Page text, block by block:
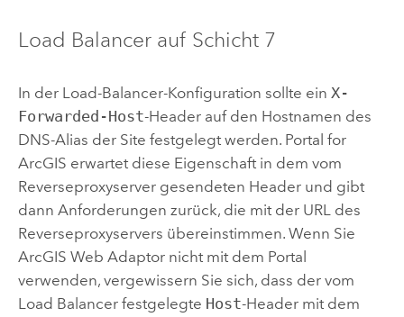
Load Balancer auf Schicht 7
In der Load-Balancer-Konfiguration sollte ein X-
Forwarded-Host-Header auf den Hostnamen des
DNS-Alias der Site festgelegt werden. Portal for
ArcGIS erwartet diese Eigenschaft in dem vom
Reverseproxyserver gesendeten Header und gibt
dann Anforderungen zurück, die mit der URL des
Reverseproxyservers übereinstimmen. Wenn Sie
ArcGIS Web Adaptornicht mit dem Portal
verwenden, vergewissern Sie sich, dass der vom
Load Balancer festgelegte Host-Header mit dem